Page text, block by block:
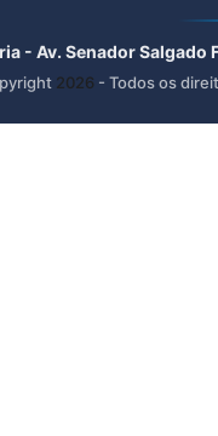
- Av. Senador
2026 - Todos os